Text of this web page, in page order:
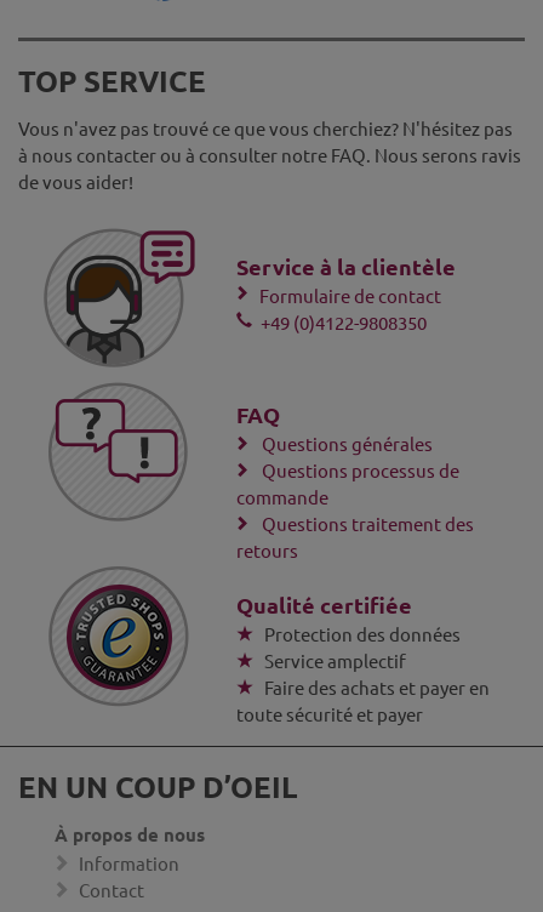
TOP SERVICE
Vous n'avez pas trouvé ce que vous cherchiez? N'hésitez pas
à nous contacter ou à consulter notre FAQ. Nous serons ravis
de vous aider!
Service à la clientèle
Formulaire de contact
+49 (0)4122-9808350
FAQ
Questions générales
Questions processus de
commande
Questions traitement des
retours
Qualité certifiée
Protection des données
Service amplectif
Faire des achats et payer en
toute sécurité et payer
EN UN COUP D’OEIL
À propos de nous
Information
Contact